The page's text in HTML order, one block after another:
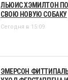
ЛЬЮИС ХЭМИЛТОН
СВОЮ НОВУЮ СОБАКУ
Сегодня в 15:09
ЭМЕРСОН